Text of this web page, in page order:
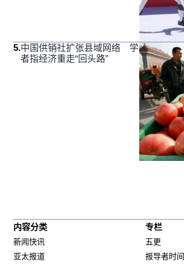
5.中国供销社扩张县域网络 学
者指经济重走“回头路”
内容分类
新闻快讯
亚太报道
专栏
五更
报导者时间